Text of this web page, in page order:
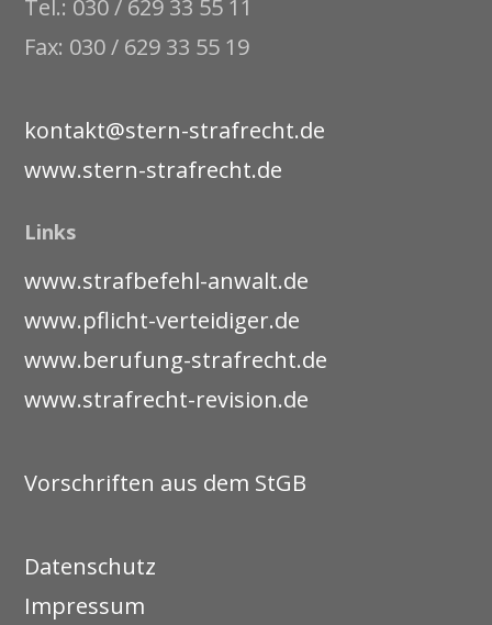
Tel.: 030 / 629 33 55 11
Fax: 030 / 629 33 55 19
kontakt@stern-strafrecht.de
www.stern-strafrecht.de
Links
www.strafbefehl-anwalt.de
www.pflicht-verteidiger.de
www.berufung-strafrecht.de
www.strafrecht-revision.de
Vorschriften aus dem StGB
Datenschutz
Impressum